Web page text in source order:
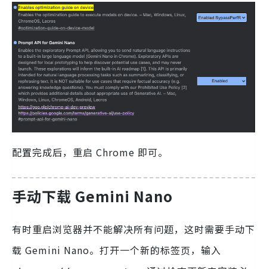
配置完成后，重启 Chrome 即可。
手动下载 Gemini Nano
有时重启浏览器并不能解决所有问题，这时需要手动下
载 Gemini Nano。打开一个新的标签页，输入